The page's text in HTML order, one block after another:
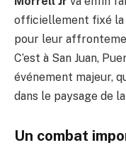
officiellement fixé la
pour leur
C’est à San Juan,
événement majeur,
dans le paysage de la
Un combat